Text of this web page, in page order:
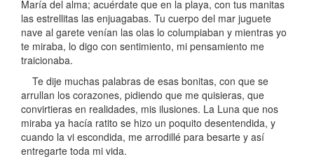
María del alma; acuérdate que en la playa, con tus manitas
las estrellitas las enjuagabas. Tu cuerpo del mar juguete
nave al garete venían las olas lo columpiaban y mientras yo
te miraba, lo digo con sentimiento, mi pensamiento me
traicionaba.
Te dije muchas palabras de esas bonitas, con que se
arrullan los corazones, pidiendo que me quisieras, que
convirtieras en realidades, mis ilusiones. La Luna que nos
miraba ya hacía ratito se hizo un poquito desentendida, y
cuando la vi escondida, me arrodillé para besarte y así
entregarte toda mi vida.